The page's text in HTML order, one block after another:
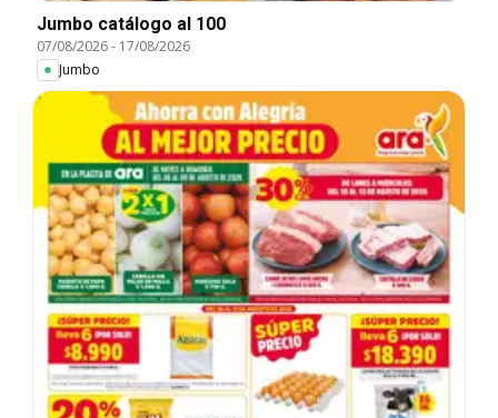
Jumbo catálogo al 100
07/08/2026- 17/08/2026
Jumbo